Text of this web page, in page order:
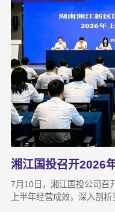
湘江国投召开2026
7月10日，湘江国投公司召
上半年经营成效，深入剖